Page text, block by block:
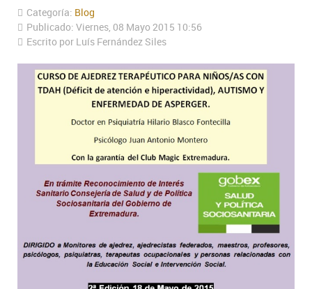
Categoría: Blog
Publicado: Viernes, 08 Mayo 2015 10:56
Escrito por Luís Fernández Siles